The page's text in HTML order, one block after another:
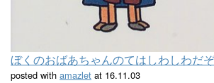
ぼくのおばあちゃんのてはしわしわだぞ
posted with amazlet at 16.11.03